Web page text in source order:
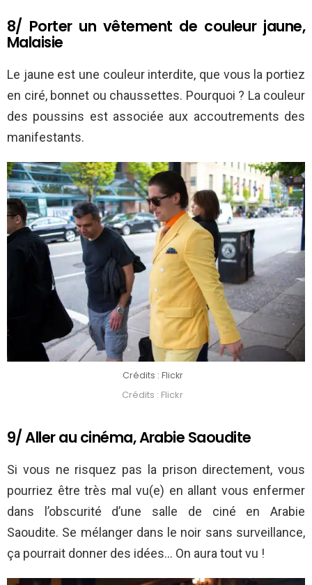
8/ Porter un vêtement de couleur jaune,
Malaisie
Le jaune est une couleur interdite, que vous la portiez
en ciré, bonnet ou chaussettes. Pourquoi ? La couleur
des poussins est associée aux accoutrements des
manifestants.
Crédits : Flickr
Crédits : Flickr
9/ Aller au cinéma, Arabie Saoudite
Si vous ne risquez pas la prison directement, vous
pourriez être très mal vu(e) en allant vous enfermer
dans l’obscurité d’une salle de ciné en Arabie
Saoudite. Se mélanger dans le noir sans surveillance,
ça pourrait donner des idées… On aura tout vu !